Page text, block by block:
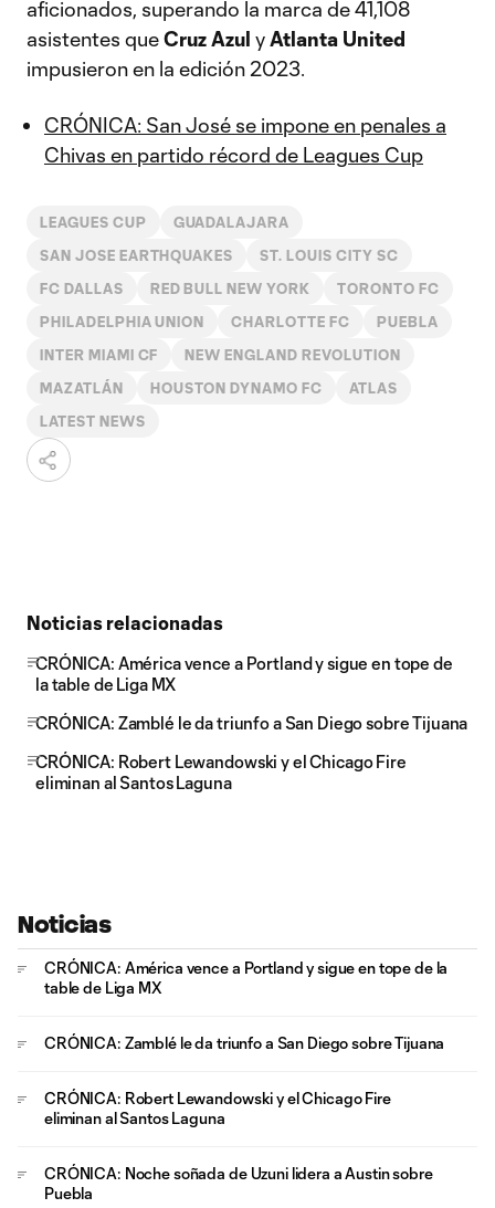
aficionados, superando la marca de 41,108
asistentes queCruz Azul yAtlanta United
impusieron en la edición 2023.
CRÓNICA: San José se impone en penales a
Chivas en partido récord de Leagues Cup
LEAGUES CUP GUADALAJARA
SAN JOSE EARTHQUAKES ST. LOUIS CITY SC
FC DALLAS RED BULL NEW YORK TORONTO FC
PHILADELPHIA UNION CHARLOTTE FC PUEBLA
INTER MIAMI CF NEW ENGLAND REVOLUTION
MAZATLÁN HOUSTON DYNAMO FC ATLAS
LATEST NEWS
Noticias relacionadas
CRÓNICA: América vence a Portland y sigue en tope de
la table de Liga MX
CRÓNICA: Zamblé le da triunfo a San Diego sobre Tijuana
CRÓNICA: Robert Lewandowski y el Chicago Fire
eliminan al Santos Laguna
Noticias
CRÓNICA: América vence a Portland y sigue en tope de la
table de Liga MX
CRÓNICA: Zamblé le da triunfo a San Diego sobre Tijuana
CRÓNICA: Robert Lewandowski y el Chicago Fire
eliminan al Santos Laguna
CRÓNICA: Noche soñada de Uzuni lidera a Austin sobre
Puebla